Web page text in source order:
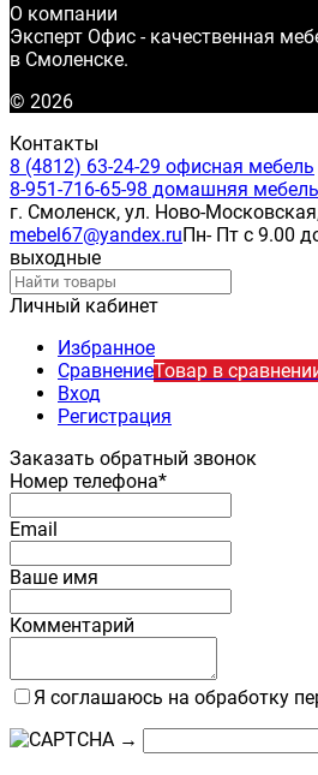
О компании
Эксперт Офис - качественная
в Смоленске.
© 2026
Контакты
8 (4812) 63-24-29 офисная мебель
8-951-716-65-98 домашняя мебель
г. Смоленск, ул. Ново-
mebel67@yandex.ruПн- Пт с 9.00
выходные
Личный кабинет
Избранное
СравнениеТовар в
Вход
Регистрация
Заказать обратный звонок
Номер телефона*
Email
Ваше имя
Комментарий
Я соглашаюсь на обработку
→